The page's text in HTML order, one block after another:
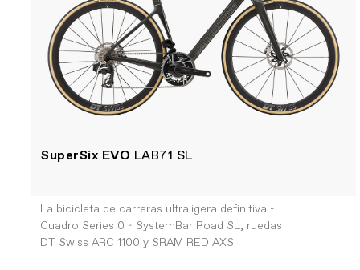
SuperSix EVO LAB71 SL
La bicicleta de carreras ultraligera definitiva -
Cuadro Series 0 - SystemBar Road SL, ruedas
DT Swiss ARC 1100 y SRAM RED AXS